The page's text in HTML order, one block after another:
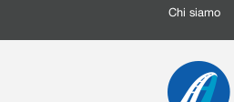
Chi siamo